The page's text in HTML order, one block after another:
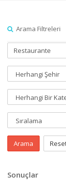
Arama Filtreleri
Arama
Sonuçlar